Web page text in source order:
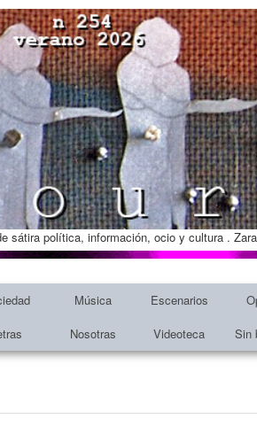
sátira política, información, ocio y cultura .
Música Escenarios
Nosotras Videoteca Sin